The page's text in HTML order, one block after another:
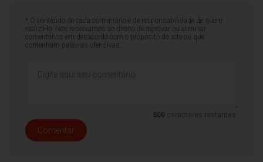
* O conteúdo de cada comentário é de responsabilidade de quem
realizá-lo. Nos reservamos ao direito de reprovar ou eliminar
comentários em desacordo com o propósito do site ou que
contenham palavras ofensivas.
500 caracteres restantes.
Comentar